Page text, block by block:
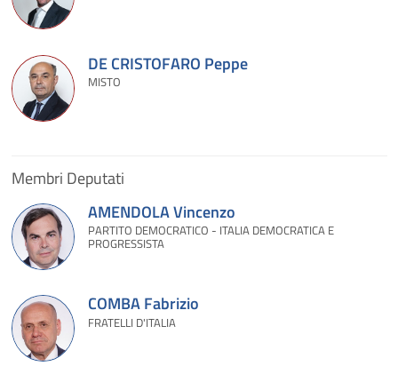
DE CRISTOFARO Peppe
MISTO
Membri Deputati
AMENDOLA Vincenzo
PARTITO DEMOCRATICO - ITALIA DEMOCRATICA E
PROGRESSISTA
COMBA Fabrizio
FRATELLI D'ITALIA